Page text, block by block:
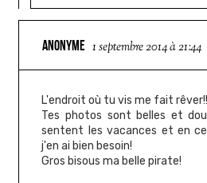
ANONYME 1 septembre 2014 à 21:44
L'endroit où tu vis me fait rêver!!
Tes photos sont belles et
sentent les vacances et en
j'en ai bien besoin!
Gros bisous ma belle pirate!